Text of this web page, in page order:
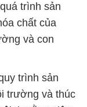
trình sản
chất của
và con
trình sản
trường và thúc